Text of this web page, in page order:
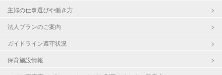
主婦の仕事選びや働き方
法人プランのご案内
ガイドライン遵守状況
保育施設情報